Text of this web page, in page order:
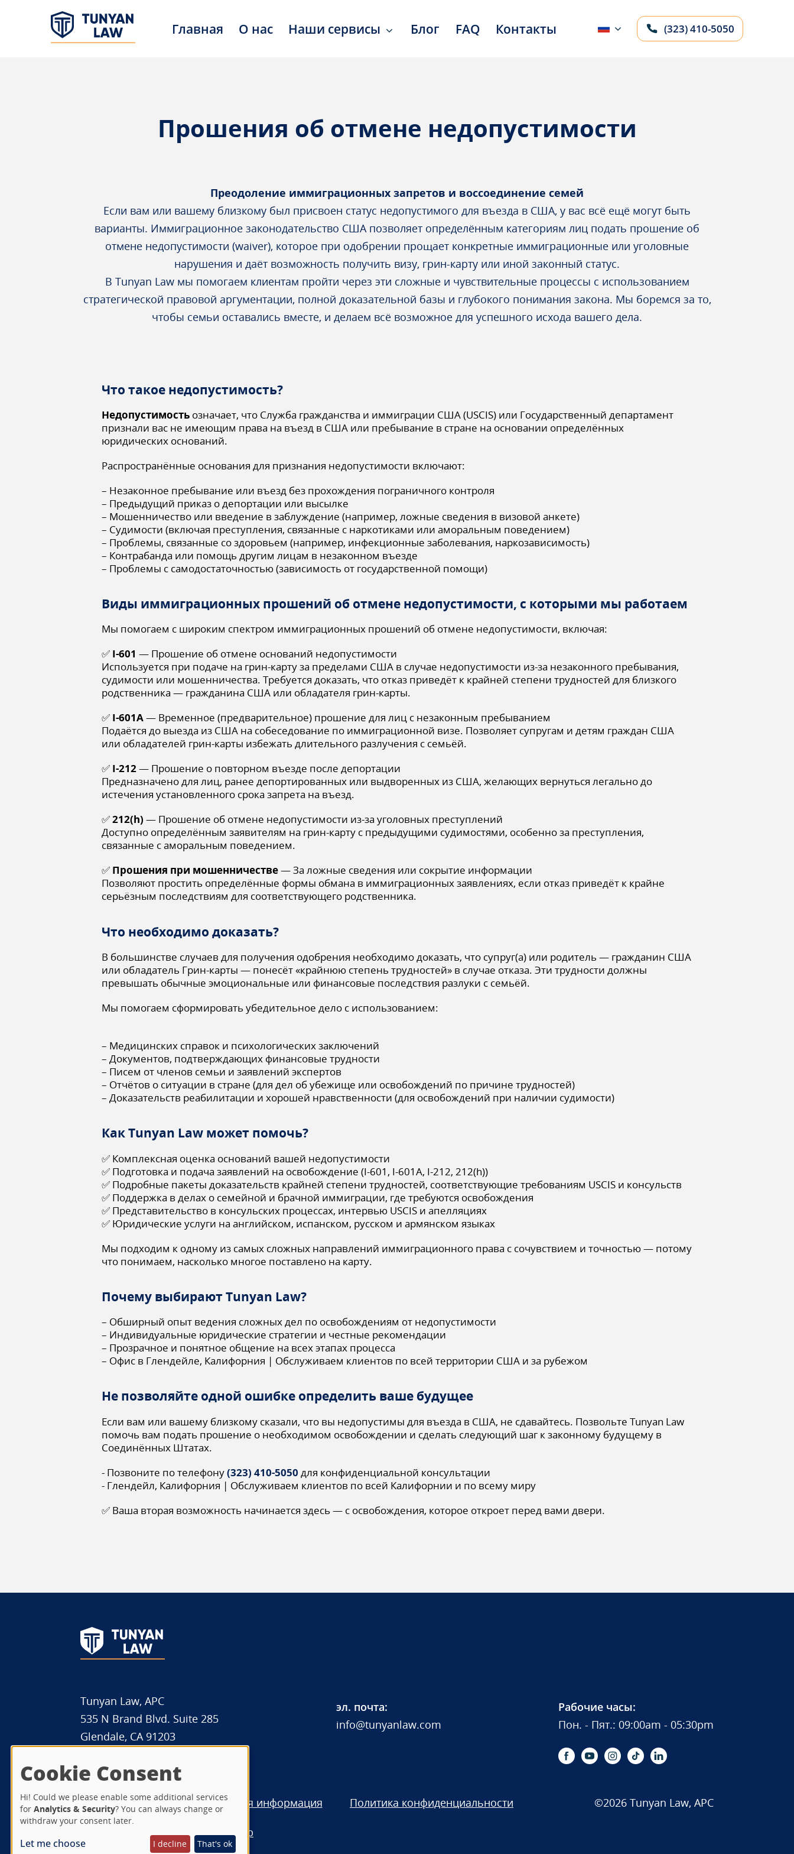
Главная О нас Наши сервисы Блог FAQ Контакты (323) 410-5050
Прошения об отмене недопустимости
Преодоление иммиграционных запретов и воссоединение семей
Если вам или вашему близкому был присвоен статус недопустимого для въезда в США, у вас всё ещё могут быть
варианты. Иммиграционное законодательство США позволяет определённым категориям лиц подать прошение об
отмене недопустимости (waiver), которое при одобрении прощает конкретные иммиграционные или уголовные
нарушения и даёт возможность получить визу, грин-карту или иной законный статус.
В Tunyan Law мы помогаем клиентам пройти через эти сложные и чувствительные процессы с использованием
стратегической правовой аргументации, полной доказательной базы и глубокого понимания закона. Мы боремся за то,
чтобы семьи оставались вместе, и делаем всё возможное для успешного исхода вашего дела.
Что такое недопустимость?
Недопустимость означает, что Служба гражданства и иммиграции США (USCIS) или Государственный департамент
признали вас не имеющим права на въезд в США или пребывание в стране на основании определённых
юридических оснований.
Распространённые основания для признания недопустимости включают:
– Незаконное пребывание или въезд без прохождения пограничного контроля
– Предыдущий приказ о депортации или высылке
– Мошенничество или введение в заблуждение (например, ложные сведения в визовой анкете)
– Судимости (включая преступления, связанные с наркотиками или аморальным поведением)
– Проблемы, связанные со здоровьем (например, инфекционные заболевания, наркозависимость)
– Контрабанда или помощь другим лицам в незаконном въезде
– Проблемы с самодостаточностью (зависимость от государственной помощи)
Виды иммиграционных прошений об отмене недопустимости, с которыми мы работаем
Мы помогаем с широким спектром иммиграционных прошений об отмене недопустимости, включая:
✅ I-601 — Прошение об отмене оснований недопустимости
Используется при подаче на грин-карту за пределами США в случае недопустимости из-за незаконного пребывания,
судимости или мошенничества. Требуется доказать, что отказ приведёт к крайней степени трудностей для близкого
родственника — гражданина США или обладателя грин-карты.
✅ I-601A— Временное (предварительное) прошение для лиц с незаконным пребыванием
Подаётся до выезда из США на собеседование по иммиграционной визе. Позволяет супругам и детям граждан США
или обладателей грин-карты избежать длительного разлучения с семьёй.
✅ I-212— Прошение о повторном въезде после депортации
Предназначено для лиц, ранее депортированных или выдворенных из США, желающих вернуться легально до
истечения установленного срока запрета на въезд.
✅212(h) — Прошение об отмене недопустимости из-за уголовных преступлений
Доступно определённым заявителям на грин-карту с предыдущими судимостями, особенно за преступления,
связанные с аморальным поведением.
✅ Прошения при мошенничестве— За ложные сведения или сокрытие информации
Позволяют простить определённые формы обмана в иммиграционных заявлениях, если отказ приведёт к крайне
серьёзным последствиям для соответствующего родственника.
Что необходимо доказать?
В большинстве случаев для получения одобрения необходимо доказать, что супруг(а) или родитель — гражданин США
или обладатель Грин-карты — понесёт «крайнюю степень трудностей» в случае отказа. Эти трудности должны
превышать обычные эмоциональные или финансовые последствия разлуки с семьёй.
Мы помогаем сформировать убедительное дело с использованием:
– Медицинских справок и психологических заключений
– Документов, подтверждающих финансовые трудности
– Писем от членов семьи и заявлений экспертов
– Отчётов о ситуации в стране (для дел об убежище или освобождений по причине трудностей)
– Доказательств реабилитации и хорошей нравственности (для освобождений при наличии судимости)
Как Tunyan Law может помочь?
✅ Комплексная оценка оснований вашей недопустимости
✅ Подготовка и подача заявлений на освобождение (I-601, I-601A, I-212, 212(h))
✅ Подробные пакеты доказательств крайней степени трудностей, соответствующие требованиям USCIS и консульств
✅ Поддержка в делах о семейной и брачной иммиграции, где требуются освобождения
✅ Представительство в консульских процессах, интервью USCIS и апелляциях
✅ Юридические услуги на английском, испанском, русском и армянском языках
Мы подходим к одному из самых сложных направлений иммиграционного права с сочувствием и точностью — потому
что понимаем, насколько многое поставлено на карту.
Почему выбирают Tunyan Law?
– Обширный опыт ведения сложных дел по освобождениям от недопустимости
– Индивидуальные юридические стратегии и честные рекомендации
– Прозрачное и понятное общение на всех этапах процесса
– Офис в Глендейле, Калифорния | Обслуживаем клиентов по всей территории США и за рубежом
Не позволяйте одной ошибке определить ваше будущее
Если вам или вашему близкому сказали, что вы недопустимы для въезда в США, не сдавайтесь. Позвольте Tunyan Law
помочь вам подать прошение о необходимом освобождении и сделать следующий шаг к законному будущему в
Соединённых Штатах.
- Позвоните по телефону(323) 410-5050 для конфиденциальной консультации
- Глендейл, Калифорния | Обслуживаем клиентов по всей Калифорнии и по всему миру
✅ Ваша вторая возможность начинается здесь — с освобождения, которое откроет перед вами двери.
Tunyan Law, APC
535 N Brand Blvd. Suite 285
Glendale, CA 91203
эл. почта:
info@tunyanlaw.com
Рабочие часы:
Пон. - Пят.: 09:00am - 05:30pm
Вопросы и ответы Правовая информация Политика конфиденциальности
SMS-услуги Sitemap
©2026 Tunyan Law, APC
Cookie Consent
Hi! Could we please enable some additional services
for Analytics & Security? You can always change or
withdraw your consent later.
Let me choose I decline That's ok